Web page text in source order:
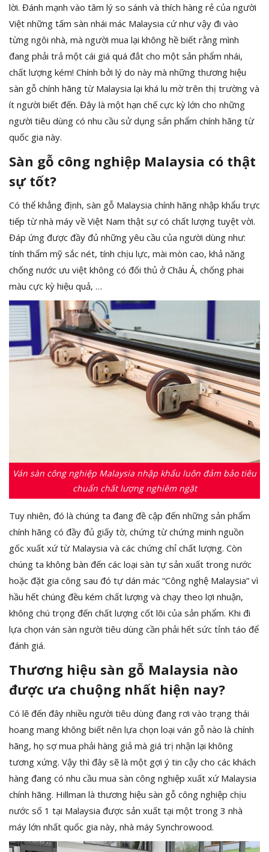
lời. Đánh mạnh vào tâm lý so sánh và thích hàng rẻ của người
Việt những tấm sàn nhái mác Malaysia cứ như vậy đi vào
từng ngôi nhà, mà người mua lại không hề biết rằng mình
đang phải trả một cái giá quá đắt cho một sản phẩm nhái,
chất lượng kém! Chính bởi lý do này mà những thương hiệu
sàn gỗ chính hãng từ Malaysia lại khá lu mờ trên thị trường và
ít người biết đến. Đây là một hạn chế cực kỳ lớn cho những
người tiêu dùng có nhu cầu sử dụng sản phẩm chính hãng từ
quốc gia này.
Sàn gỗ công nghiệp Malaysia có thật
sự tốt?
Có thể khẳng định, sàn gỗ Malaysia chính hãng nhập khẩu trực
tiếp từ nhà máy về Việt Nam thật sự có chất lượng tuyệt vời.
Đáp ứng được đầy đủ những yêu cầu của người dùng như:
tính thẩm mỹ sắc nét, tính chịu lực, mài mòn cao, khả năng
chống nước ưu việt không có đối thủ ở Châu Á, chống phai
màu cực kỳ hiệu quả, …
Ván sàn công nghiệp Malaysia nhập khẩu luôn đảm bảo tiêu
chuẩn chất lượng nghiêm ngặt
Tuy nhiên, đó là chúng ta đang đề cập đến những sản phẩm
chính hãng có đầy đủ giấy tờ, chứng từ chứng minh nguồn
gốc xuất xứ từ Malaysia và các chứng chỉ chất lượng. Còn
chúng ta không bàn đến các loại sàn tự sản xuất trong nước
hoặc đặt gia công sau đó tự dán mác “Công nghệ Malaysia” vì
hầu hết chúng đều kém chất lượng và chạy theo lợi nhuận,
không chú trọng đến chất lượng cốt lõi của sản phẩm. Khi đi
lựa chọn ván sàn người tiêu dùng cần phải hết sức tỉnh táo để
đánh giá.
Thương hiệu sàn gỗ Malaysia nào
được ưa chuộng nhất hiện nay?
Có lẽ đến đây nhiều người tiêu dùng đang rơi vào trạng thái
hoang mang không biết nên lựa chọn loại ván gỗ nào là chính
hãng, họ sợ mua phải hàng giả mà giá trị nhận lại không
tương xứng. Vậy thì đây sẽ là một gợi ý tin cậy cho các khách
hàng đang có nhu cầu mua sàn công nghiệp xuất xứ Malaysia
chính hãng. Hillman là thương hiệu sàn gỗ công nghiệp chịu
nước số 1 tại Malaysia được sản xuất tại một trong 3 nhà
máy lớn nhất quốc gia này, nhà máy Synchrowood.